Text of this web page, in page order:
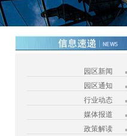
园区新闻
园区通知
行业动态
媒体报道
政策解读